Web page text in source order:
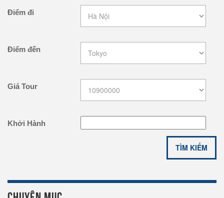
Điểm đi
Điểm đến
Giá Tour
Khởi Hành